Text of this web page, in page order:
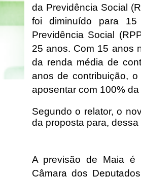
da Previdência Social
foi diminuído para
Previdência Social
25 anos. Com 15 anos
da renda média de
anos de contribuição,
aposentar com 100%
Segundo o relator, o
da proposta para,
A previsão de Maia é
Câmara dos